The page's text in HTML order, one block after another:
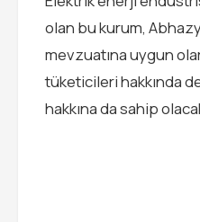
olan bu kurum,
mevzuatına uygun
tüketicileri hakkında
hakkına da sahip